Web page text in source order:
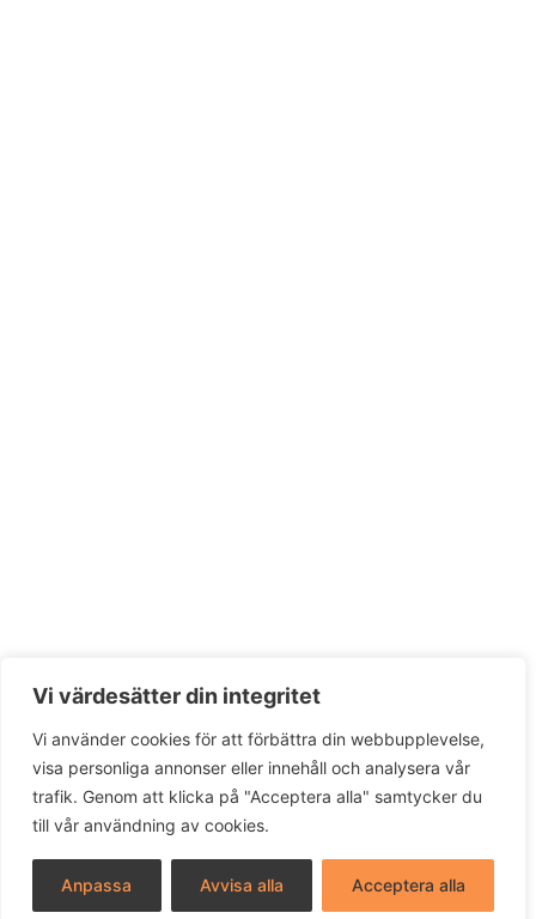
Vi värdesätter din integritet
Vi använder cookies för att förbättra din webbupplevelse,
visa personliga annonser eller innehåll och analysera vår
trafik. Genom att klicka på "Acceptera alla" samtycker du
till vår användning av cookies.
Anpassa Avvisa alla Acceptera alla